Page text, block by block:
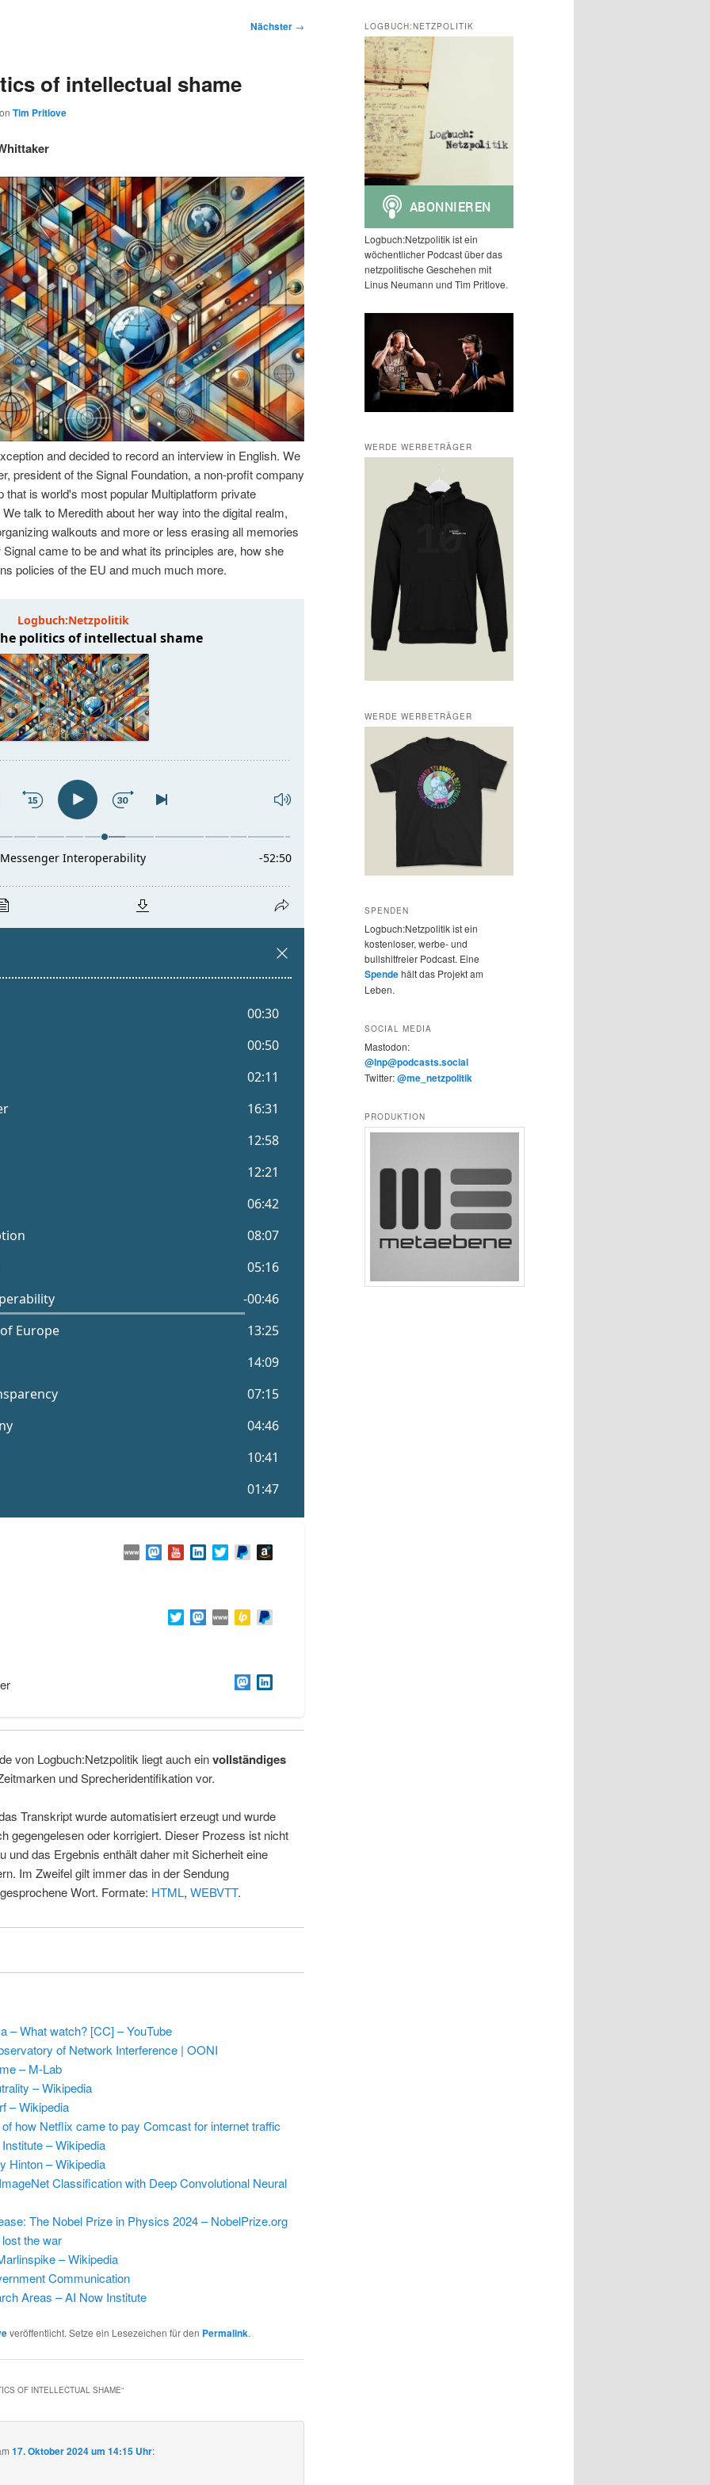
Nächster →
of intellectual shame
Tim Pritlove
and decided to record an interview in English. We
president of the Signal Foundation, a non-profit company
that is world's most popular Multiplatform private
talk to Meredith about her way into the digital realm,
walkouts and more or less erasing all memories
came to be and what its principles are, how she
policies of the EU and much much more.
von Logbuch:Netzpolitik liegt auch einvollständiges
und Sprecheridentifikation vor.
Transkript wurde automatisiert erzeugt und wurde
gegengelesen oder korrigiert. Dieser Prozess ist nicht
und das Ergebnis enthält daher mit Sicherheit eine
Im Zweifel gilt immer das in der Sendung
Wort. Formate: HTML, WEBVTT.
– What watch? [CC] – YouTube
of Network Interference | OONI
– M-Lab
– Wikipedia
– Wikipedia
how Netflix came to pay Comcast for internet traffic
– Wikipedia
Hinton – Wikipedia
ImageNet Classification with Deep Convolutional Neural
The Nobel Prize in Physics 2024 – NobelPrize.org
the war
– Wikipedia
Communication
Areas – AI Now Institute
veröffentlicht. Setze ein Lesezeichen für den Permalink.
OF INTELLECTUAL SHAME“
17. Oktober 2024 um 14:15 Uhr:
LOGBUCH:NETZPOLITIK
Logbuch:Netzpolitik ist ein
wöchentlicher Podcast über das
netzpolitische Geschehen mit
Linus Neumann und Tim Pritlove.
WERDE WERBETRÄGER
WERDE WERBETRÄGER
SPENDEN
Logbuch:Netzpolitik ist ein
kostenloser, werbe- und
bullshitfreier Podcast. Eine
Spendehält das Projekt am
Leben.
SOCIAL MEDIA
Mastodon:
@lnp@podcasts.social
Twitter:@me_netzpolitik
PRODUKTION